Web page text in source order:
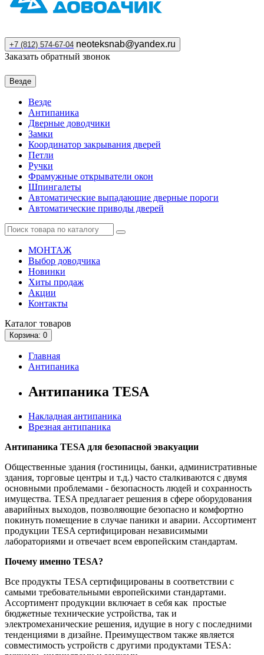
+7 (812) 574-67-04 neoteksnab@yandex.ru
Заказать обратный звонок
Везде
Везде
Антипаника
Дверные доводчики
Замки
Координатор закрывания дверей
Петли
Ручки
Фрамужные открыватели окон
Шпингалеты
Автоматические выпадающие дверные пороги
Автоматические приводы дверей
МОНТАЖ
Выбор доводчика
Новинки
Хиты продаж
Акции
Контакты
Каталог товаров
Корзина: 0
Главная
Антипаника
Антипаника TESA
Накладная антипаника
Врезная антипаника
Антипаника TESA для безопасной эвакуации
Общественные здания (гостиницы, банки, административные
здания, торговые центры и т.д.) часто сталкиваются с двумя
основными проблемами - безопасность людей и сохранность
имущества. TESA предлагает решения в сфере оборудования
аварийных выходов, позволяющие безопасно и комфортно
покинуть помещение в случае паники и аварии. Ассортимент
продукции TESA сертифицирован независимыми
лабораториями и отвечает всем европейским стандартам.
Почему именно TESA?
Все продукты TESA сертифицированы в соответствии с
самыми требовательными европейскими стандартами.
Ассортимент продукции включает в себя как простые
бюджетные технические устройства, так и
электромеханические решения, идущие в ногу с последними
тенденциями в дизайне. Преимуществом также является
совместимость устройств с другими продуктами TESA: